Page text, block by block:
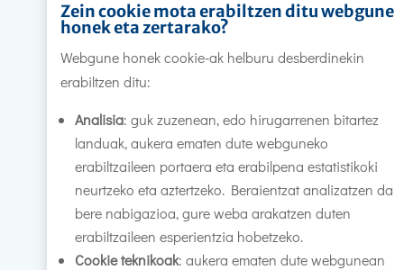
Zein cookie mota erabiltzen ditu webgune
honek eta zertarako?
Webgune honek cookie-ak helburu desberdinekin
erabiltzen ditu:
Analisia: guk zuzenean, edo hirugarrenen bitartez
landuak, aukera ematen dute webguneko
erabiltzaileen portaera eta erabilpena estatistikoki
neurtzeko eta aztertzeko. Beraientzat analizatzen da
bere nabigazioa, gure weba arakatzen duten
erabiltzaileen esperientzia hobetzeko.
Cookie teknikoak: aukera ematen dute webgunean